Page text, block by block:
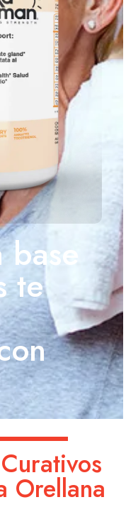
base
te
Orellana